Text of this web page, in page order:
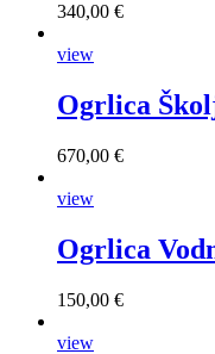
340,00 €
view
Ogrlica
670,00 €
view
Ogrlica
150,00 €
view